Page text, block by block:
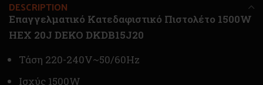
DESCRIPTION
Επαγγελματικό Κατεδαφιστικό Πιστολέτο 1500W
HEX 20J DEKO DKDB15J20
Τάση 220-240V~50/60Hz
Ισχύς 1500W